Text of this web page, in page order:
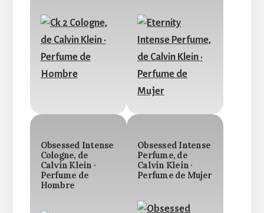
Obsessed Intense
Cologne, de
Calvin Klein ·
Perfume de
Hombre
Obsessed Intense
Perfume, de
Calvin Klein ·
Perfume de Mujer